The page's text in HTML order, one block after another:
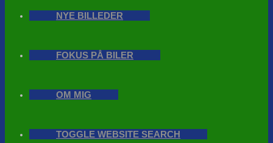
NYE BILLEDER
FOKUS PÅ BILER
OM MIG
TOGGLE WEBSITE SEARCH